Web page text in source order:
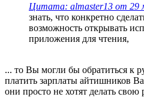
Цитата: almaster13 от 29
знать, что конкретно
возможность открывать
приложения для чтения,
... то Вы могли бы обратиться к
платить зарплаты айтишников
они просто не хотят делать свою